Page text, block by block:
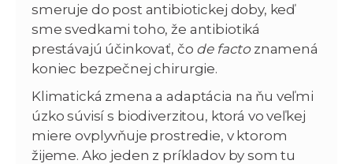
smeruje do post antibiotickej doby, keď
sme svedkami toho, že antibiotiká
prestávajú účinkovať, čo de facto znamená
koniec bezpečnej chirurgie.
Klimatická zmena a adaptácia na ňu veľmi
úzko súvisí s biodiverzitou, ktorá vo veľkej
miere ovplyvňuje prostredie, v ktorom
žijeme. Ako jeden z príkladov by som tu